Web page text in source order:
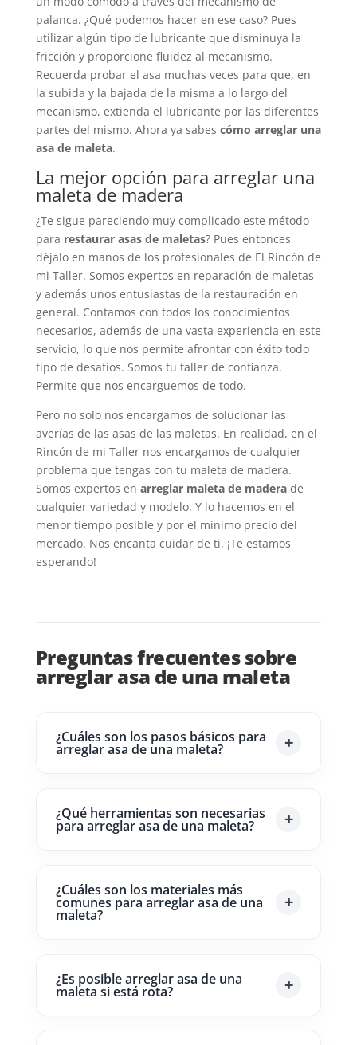
palanca. ¿Qué podemos hacer en ese caso? Pues
utilizar algún tipo de lubricante que disminuya la
fricción y proporcione fluidez al mecanismo.
Recuerda probar el asa muchas veces para que, en
la subida y la bajada de la misma a lo largo del
mecanismo, extienda el lubricante por las diferentes
partes del mismo. Ahora ya sabes cómo arreglar una
asa de maleta.
La mejor opción para arreglar una
maleta de madera
¿Te sigue pareciendo muy complicado este método
para restaurar asas de maletas? Pues entonces
déjalo en manos de los profesionales de El Rincón de
mi Taller. Somos expertos en reparación de maletas
y además unos entusiastas de la restauración en
general. Contamos con todos los conocimientos
necesarios, además de una vasta experiencia en este
servicio, lo que nos permite afrontar con éxito todo
tipo de desafíos. Somos tu taller de confianza.
Permite que nos encarguemos de todo.
Pero no solo nos encargamos de solucionar las
averías de las asas de las maletas. En realidad, en el
Rincón de mi Taller nos encargamos de cualquier
problema que tengas con tu maleta de madera.
Somos expertos en arreglar maleta de maderade
cualquier variedad y modelo. Y lo hacemos en el
menor tiempo posible y por el mínimo precio del
mercado. Nos encanta cuidar de ti. ¡Te estamos
esperando!
Preguntas frecuentes sobre
arreglar asa de una maleta
¿Cuáles son los pasos básicos para
arreglar asa de una maleta?
¿Qué herramientas son necesarias
para arreglar asa de una maleta?
¿Cuáles son los materiales más
comunes para arreglar asa de una
maleta?
¿Es posible arreglar asa de una
maleta si está rota?